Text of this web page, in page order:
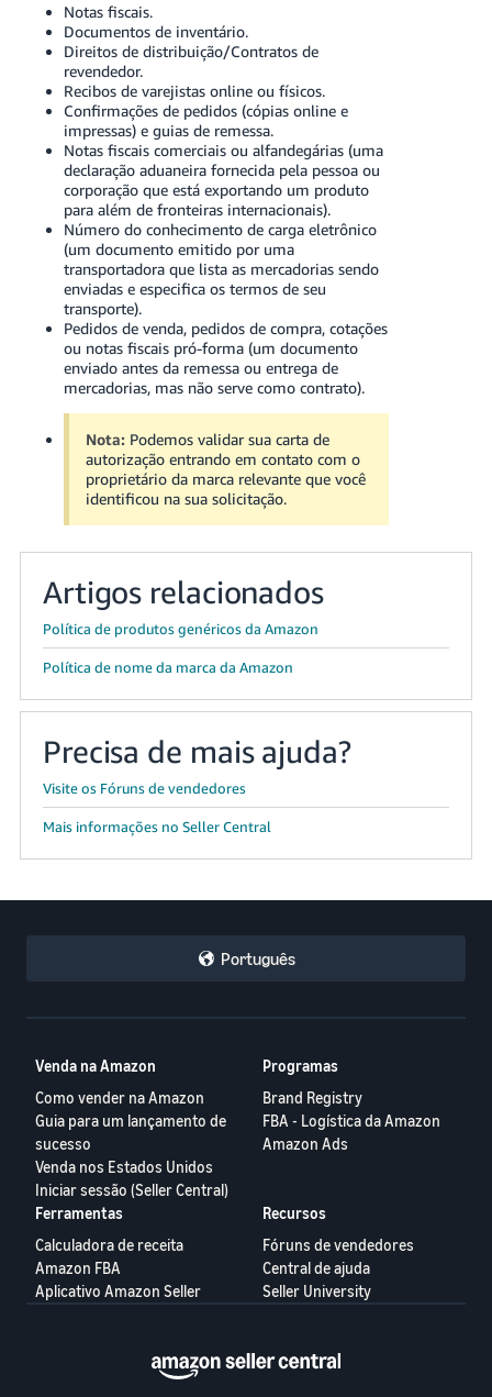
Notas fiscais.
Documentos de inventário.
Direitos de distribuição/Contratos de
revendedor.
Recibos de varejistas online ou físicos.
Confirmações de pedidos (cópias online e
impressas) e guias de remessa.
Notas fiscais comerciais ou alfandegárias (uma
declaração aduaneira fornecida pela pessoa ou
corporação que está exportando um produto
para além de fronteiras internacionais).
Número do conhecimento de carga eletrônico
(um documento emitido por uma
transportadora que lista as mercadorias sendo
enviadas e especifica os termos de seu
transporte).
Pedidos de venda, pedidos de compra, cotações
ou notas fiscais pró-forma (um documento
enviado antes da remessa ou entrega de
mercadorias, mas não serve como contrato).
Nota: Podemos validar sua carta de
autorização entrando em contato com o
proprietário da marca relevante que você
identificou na sua solicitação.
Artigos relacionados
Política de produtos genéricos da Amazon
Política de nome da marca da Amazon
Precisa de mais ajuda?
Visite os Fóruns de vendedores
Mais informações no Seller Central
Português
Venda na Amazon
Como vender na Amazon
Guia para um lançamento de
sucesso
Venda nos Estados Unidos
Iniciar sessão (Seller Central)
Programas
Brand Registry
FBA - Logística da Amazon
Amazon Ads
Ferramentas
Calculadora de receita
Amazon FBA
Aplicativo Amazon Seller
Recursos
Fóruns de vendedores
Central de ajuda
Seller University